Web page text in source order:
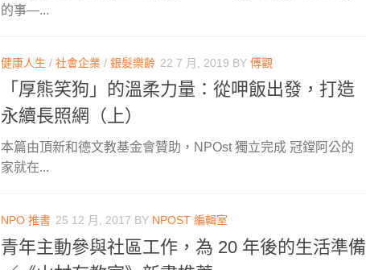
的事—...
健康人生 / 社會企業 / 銀髮樂齡 22 7 月, 2019 BY 傅觀
「厚熊笑狗」的溫柔力量：從呷飯出發，打造
永續長照網（上）
本篇由頂新和德文教基金會贊助，NPOst 獨立完成 冠鏜阿公的
家就在...
NPO 推書 25 12 月, 2017 BY NPOST 編輯室
青年主動參與社區工作，為 20 年後的生活準備